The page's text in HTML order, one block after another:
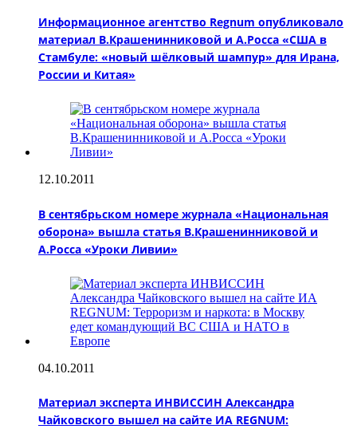
Информационное агентство Regnum опубликовало
материал В.Крашенинниковой и А.Росса «США в
Стамбуле: «новый шёлковый шампур» для Ирана,
России и Китая»
12.10.2011
В сентябрьском номере журнала «Национальная
оборона» вышла статья В.Крашенинниковой и
А.Росса «Уроки Ливии»
04.10.2011
Материал эксперта ИНВИССИН Александра
Чайковского вышел на сайте ИА REGNUM: